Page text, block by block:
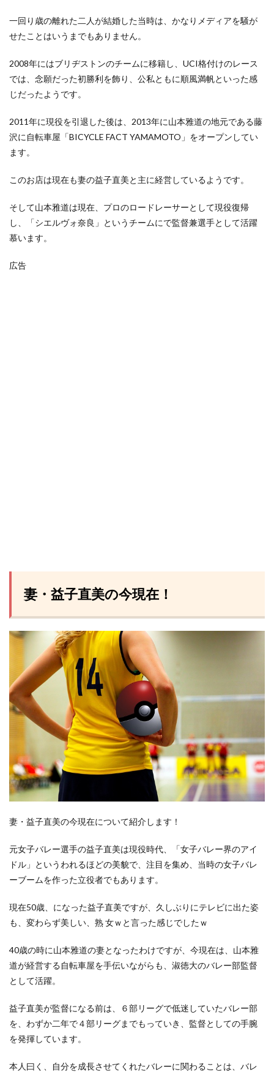
一回り歳の離れた二人が結婚した当時は、かなりメディアを騒が
せたことはいうまでもありません。
2008年にはブリヂストンのチームに移籍し、UCI格付けのレース
では、念願だった初勝利を飾り、公私ともに順風満帆といった感
じだったようです。
2011年に現役を引退した後は、2013年に山本雅道の地元である藤
沢に自転車屋「BICYCLE FACT YAMAMOTO」をオープンしてい
ます。
このお店は現在も妻の益子直美と主に経営しているようです。
そして山本雅道は現在、プロのロードレーサーとして現役復帰
し、「シエルヴォ奈良」というチームにで監督兼選手として活躍
慕います。
広告
妻・益子直美の今現在！
妻・益子直美の今現在について紹介します！
元女子バレー選手の益子直美は現役時代、「女子バレー界のアイ
ドル」というわれるほどの美貌で、注目を集め、当時の女子バレ
ーブームを作った立役者でもあります。
現在50歳、になった益子直美ですが、久しぶりにテレビに出た姿
も、変わらず美しい、熟 女ｗと言った感じでしたｗ
40歳の時に山本雅道の妻となったわけですが、今現在は、山本雅
道が経営する自転車屋を手伝いながらも、淑徳大のバレー部監督
として活躍。
益子直美が監督になる前は、６部リーグで低迷していたバレー部
を、わずか二年で４部リーグまでもっていき、監督としての手腕
を発揮しています。
本人曰く、自分を成長させてくれたバレーに関わることは、バレ